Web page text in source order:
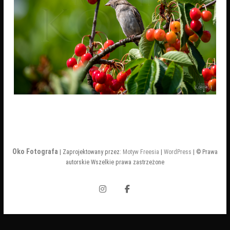
Oko Fotografa | Zaprojektowany przez: Motyw Freesia WordPress | © Prawa
autorskie Wszelkie prawa zastrzeżone
Instagram
Facebook